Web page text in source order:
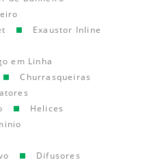
Exaustor Inline
em Linha
Churrasqueiras
Helices
Difusores